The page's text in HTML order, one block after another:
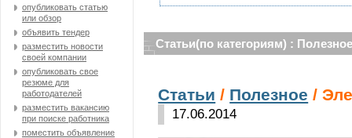
опубликовать статью
или обзор
объявить тендер
разместить новости
своей компании
опубликовать свое
резюме для
работодателей
разместить вакансию
при поиске работника
поместить объявление
Статьи(по категориям) : Полезное
Статьи / Полезное /
17.06.2014